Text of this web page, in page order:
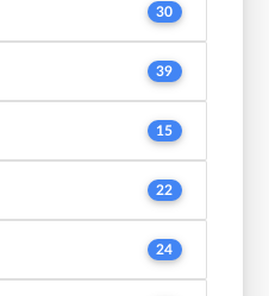
30
39
15
22
24